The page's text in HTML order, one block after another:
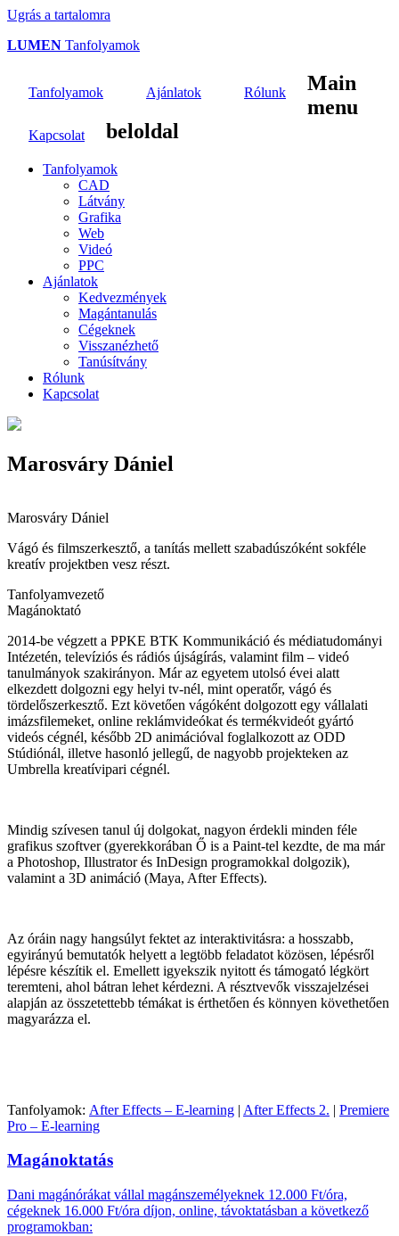
Ugrás a tartalomra
LUMEN Tanfolyamok
Tanfolyamok Ajánlatok Rólunk
Kapcsolat
Main
menu
beloldal
Tanfolyamok
CAD
Látvány
Grafika
Web
Videó
PPC
Ajánlatok
Kedvezmények
Magántanulás
Cégeknek
Visszanézhető
Tanúsítvány
Rólunk
Kapcsolat
Marosváry Dániel
Marosváry Dániel
Vágó és filmszerkesztő, a tanítás mellett szabadúszóként sokféle
kreatív projektben vesz részt.
Tanfolyamvezető
Magánoktató
2014-be végzett a PPKE BTK Kommunikáció és médiatudományi
Intézetén, televíziós és rádiós újságírás, valamint film – videó
tanulmányok szakirányon. Már az egyetem utolsó évei alatt
elkezdett dolgozni egy helyi tv-nél, mint operatőr, vágó és
tördelőszerkesztő. Ezt követően vágóként dolgozott egy vállalati
imázsfilemeket, online reklámvideókat és termékvideót gyártó
videós cégnél, később 2D animációval foglalkozott az ODD
Stúdiónál, illetve hasonló jellegű, de nagyobb projekteken az
Umbrella kreatívipari cégnél.
Mindig szívesen tanul új dolgokat, nagyon érdekli minden féle
grafikus szoftver (gyerekkorában Ő is a Paint-tel kezdte, de ma már
a Photoshop, Illustrator és InDesign programokkal dolgozik),
valamint a 3D animáció (Maya, After Effects).
Az óráin nagy hangsúlyt fektet az interaktivitásra: a hosszabb,
egyirányú bemutatók helyett a legtöbb feladatot közösen, lépésről
lépésre készítik el. Emellett igyekszik nyitott és támogató légkört
teremteni, ahol bátran lehet kérdezni. A résztvevők visszajelzései
alapján az összetettebb témákat is érthetően és könnyen követhetően
magyarázza el.
Tanfolyamok: After Effects – E-learning | After Effects 2. | Premiere
Pro – E-learning
Magánoktatás
Dani magánórákat vállal magánszemélyeknek 12.000 Ft/óra,
cégeknek 16.000 Ft/óra díjon, online, távoktatásban a következő
programokban: